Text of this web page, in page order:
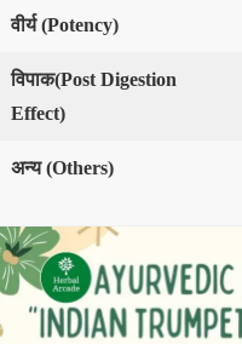
वीर्य(Potency)
विपाक(Post Digestion
Effect)
अन्य (Others)